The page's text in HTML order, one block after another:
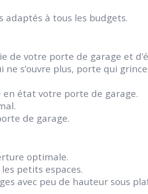
adaptés à tous les budgets.
votre porte de garage et
s’ouvre plus, porte qui
en état votre porte de garage.
de garage.
optimale.
petits espaces.
avec peu de hauteur sous